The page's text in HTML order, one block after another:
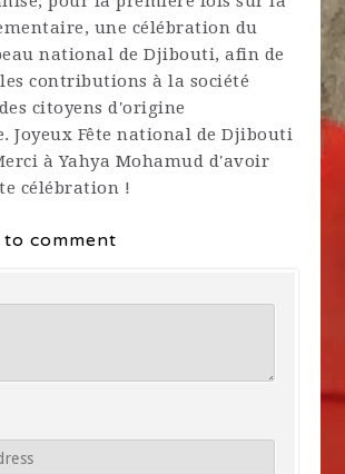
une célébration du
national de Djibouti, afin de
contributions à la société
citoyens d'origine
Joyeux Fête national de Djibouti
à Yahya Mohamud d'avoir
célébration !
comment